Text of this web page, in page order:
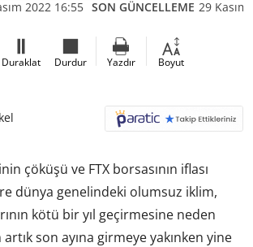
2022 16:55 SON GÜNCELLEME 29
Duraklat Durdur Yazdır Boyut
çöküşü ve FTX borsasının iflası
dünya genelindeki olumsuz iklim,
kötü bir yıl geçirmesine neden
artık son ayına girmeye yakınken yine